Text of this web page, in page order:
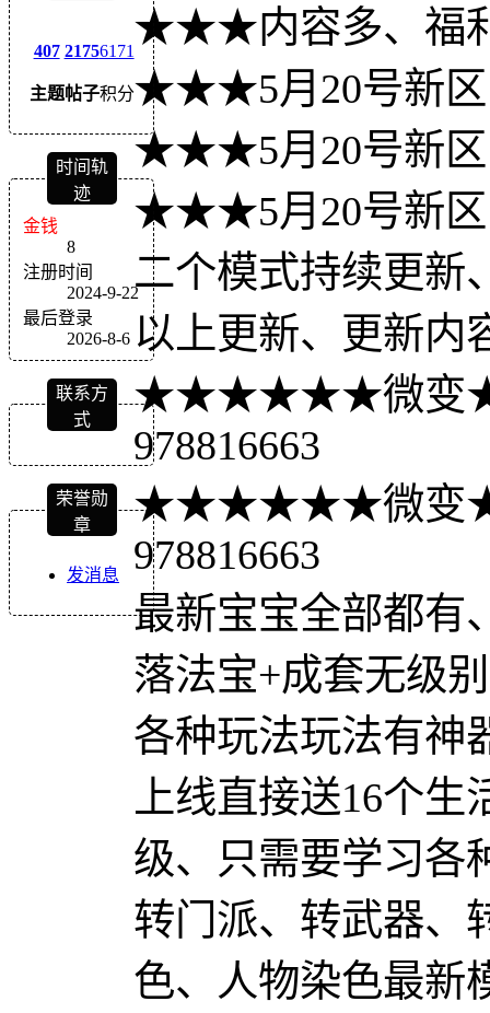
407
主题
2175
帖子
6171
积分
时间轨
迹
金钱
8
注册时间
2024-9-22
最后登录
2026-8-6
联系方
式
荣誉勋
章
发消息
★★★内容多、福
★★★5月20号新
★★★5月20号新
★★★5月20号新
二个模式持续更新
以上更新、更新内
★★★★★★微变
978816663
★★★★★★微变
978816663
最新宝宝全部都有
落法宝+成套无级
各种玩法玩法有神
上线直接送16个
级、只需要学习各
转门派、转武器、
色、人物染色最新